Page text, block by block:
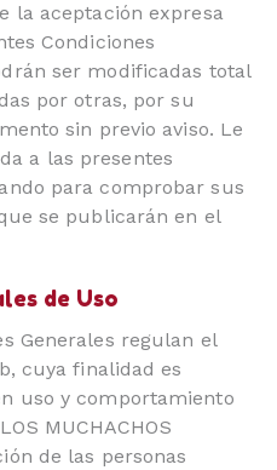
la aceptación expresa
Condiciones
ser modificadas total
por otras, por su
sin previo aviso. Le
a las presentes
para comprobar sus
se publicarán en el
de Uso
Generales regulan el
cuya finalidad es
uso y comportamiento
MUCHACHOS
de las personas